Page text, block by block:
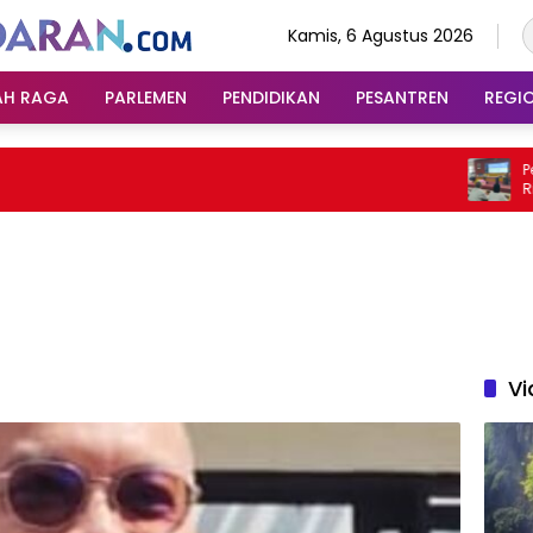
Kamis, 6 Agustus 2026
RAGA PARLEMEN PENDIDIKAN PESANTREN